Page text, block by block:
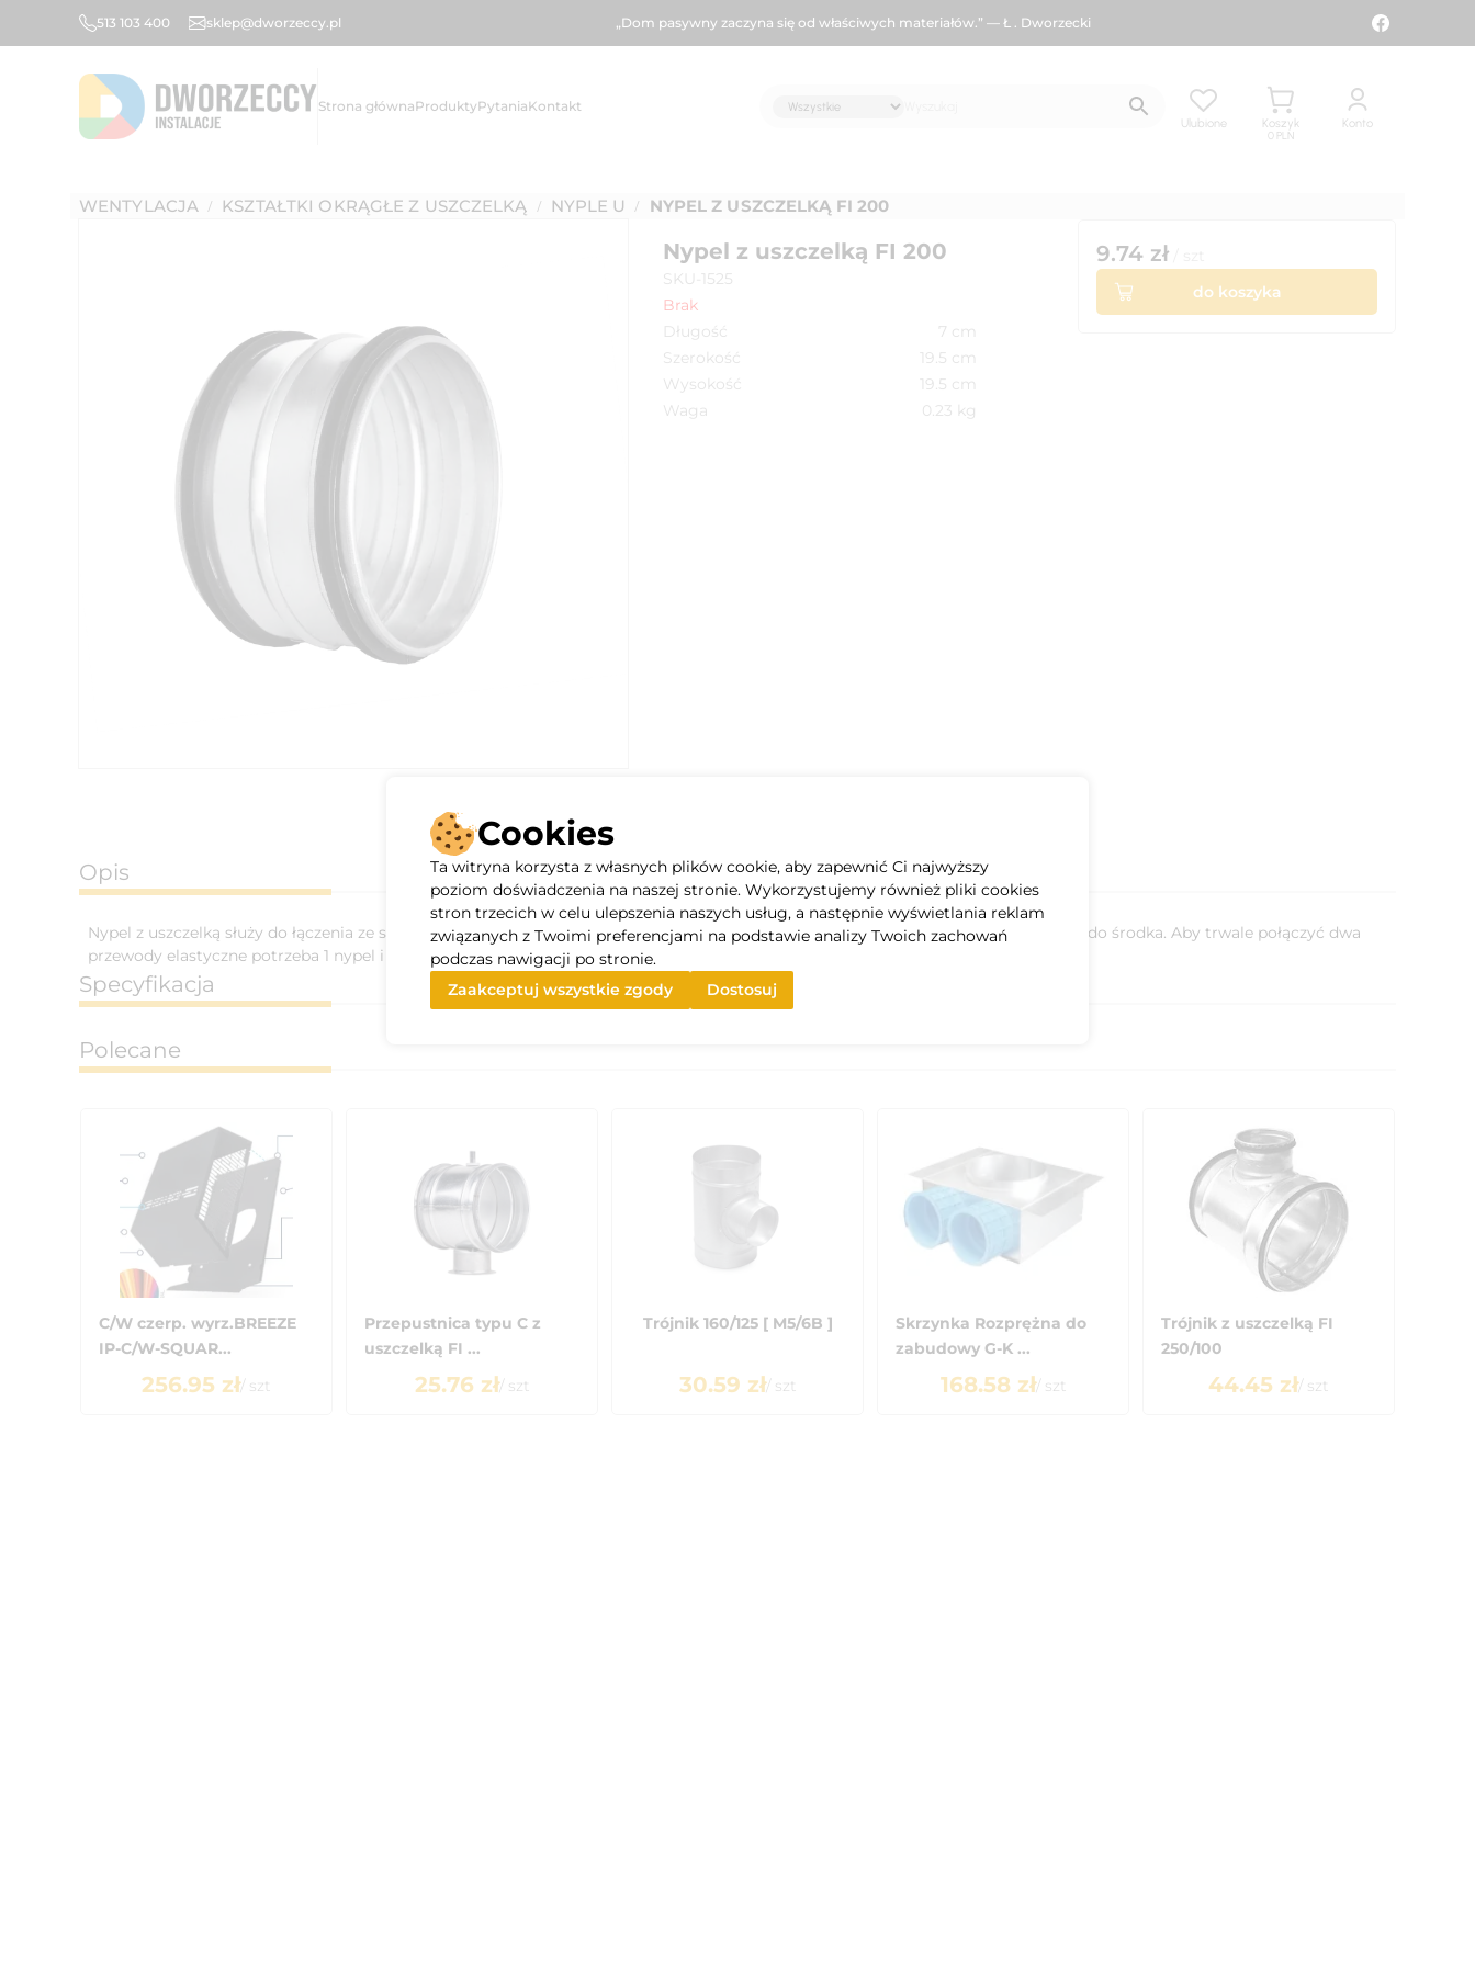
513 103 400 sklep@dworzeccy.pl „Dom pasywny zaczyna się od właściwych materiałów.” — Ł . Dworzecki
Strona głównaProduktyPytaniaKontakt
Ulubione
Koszyk
0 PLN
Konto
WENTYLACJA / KSZTAŁTKI OKRĄGŁE Z USZCZELKĄ / NYPLE U / NYPEL Z USZCZELKĄ FI 200
Nypel z uszczelką FI 200
SKU-1525
Brak
Długość
7 cm
Szerokość
19.5 cm
Wysokość
19.5 cm
Waga
0.23 kg
9.74 zł
do koszyka
Opis
Nypel z uszczelką służy do łączenia ze sobą, rur spiro, ALUFLEX, przewodów izolowanych i nieizolowanych wewnątrz, czyli wchodzi do środka. Aby trwale połączyć dwa
przewody elastyczne potrzeba 1 nypel i 2 opaski zaciskowe.
Specyfikacja
Polecane
C/W czerp. wyrz.BREEZE
IP-C/W-SQUAR...
256.95 zł/ szt
Przepustnica typu C z
uszczelką FI ...
25.76 zł/ szt
Trójnik 160/125 [ M5/6B ]
30.59 zł/ szt
Skrzynka Rozprężna do
zabudowy G-K ...
168.58zł/ szt
Trójnik z uszczelką FI
250/100
44.45 zł/ szt
Cookies
Ta witryna korzysta z własnych plików cookie, aby zapewnić Ci najwyższy
poziom doświadczenia na naszej stronie. Wykorzystujemy również pliki cookies
stron trzecich w celu ulepszenia naszych usług, a następnie wyświetlania reklam
związanych z Twoimi preferencjami na podstawie analizy Twoich zachowań
podczas nawigacji po stronie.
Zaakceptuj wszystkie zgody
Dostosuj